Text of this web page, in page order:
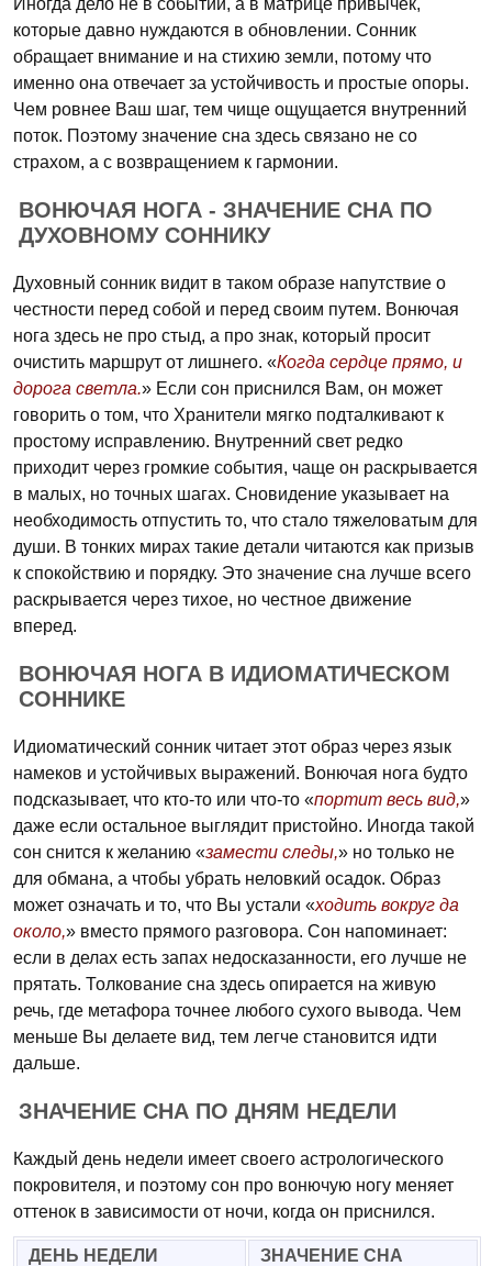
Иногда дело не в событии, а в матрице привычек,
которые давно нуждаются в обновлении. Сонник
обращает внимание и на стихию земли, потому что
именно она отвечает за устойчивость и простые опоры.
Чем ровнее Ваш шаг, тем чище ощущается внутренний
поток. Поэтому значение сна здесь связано не со
страхом, а с возвращением к гармонии.
ВОНЮЧАЯ НОГА - ЗНАЧЕНИЕ СНА ПО
ДУХОВНОМУ СОННИКУ
Духовный сонник видит в таком образе напутствие о
честности перед собой и перед своим путем. Вонючая
нога здесь не про стыд, а про знак, который просит
очистить маршрут от лишнего. «Когда сердце прямо, и
дорога светла.» Если сон приснился Вам, он может
говорить о том, что Хранители мягко подталкивают к
простому исправлению. Внутренний свет редко
приходит через громкие события, чаще он раскрывается
в малых, но точных шагах. Сновидение указывает на
необходимость отпустить то, что стало тяжеловатым для
души. В тонких мирах такие детали читаются как призыв
к спокойствию и порядку. Это значение сна лучше всего
раскрывается через тихое, но честное движение
вперед.
ВОНЮЧАЯ НОГА В ИДИОМАТИЧЕСКОМ
СОННИКЕ
Идиоматический сонник читает этот образ через язык
намеков и устойчивых выражений. Вонючая нога будто
подсказывает, что кто-то или что-то «портит весь вид,»
даже если остальное выглядит пристойно. Иногда такой
сон снится к желанию «замести следы,» но только не
для обмана, а чтобы убрать неловкий осадок. Образ
может означать и то, что Вы устали «ходить вокруг да
около,» вместо прямого разговора. Сон напоминает:
если в делах есть запах недосказанности, его лучше не
прятать. Толкование сна здесь опирается на живую
речь, где метафора точнее любого сухого вывода. Чем
меньше Вы делаете вид, тем легче становится идти
дальше.
ЗНАЧЕНИЕ СНА ПО ДНЯМ НЕДЕЛИ
Каждый день недели имеет своего астрологического
покровителя, и поэтому сон про вонючую ногу меняет
оттенок в зависимости от ночи, когда он приснился.
ДЕНЬ НЕДЕЛИ ЗНАЧЕНИЕ СНА